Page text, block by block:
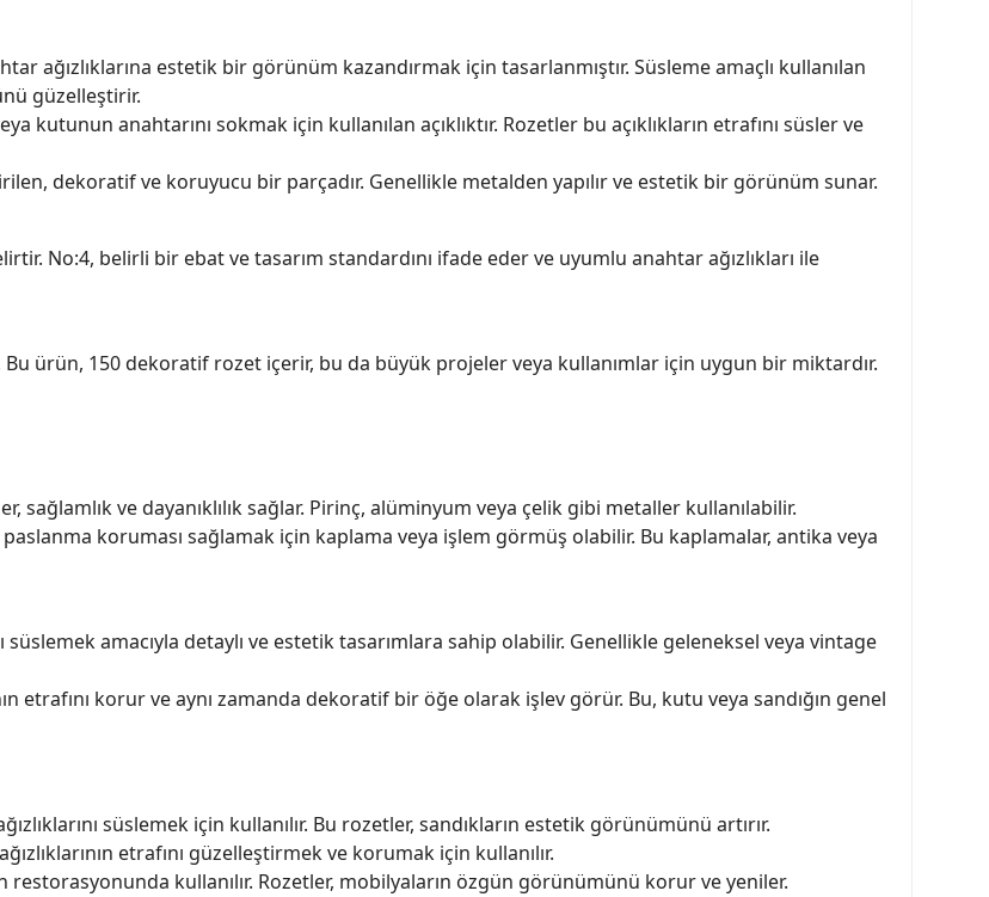
ağızlıklarına estetik bir görünüm kazandırmak için tasarlanmıştır. Süsleme amaçlı kullanılan
güzelleştirir.
kutunun anahtarını sokmak için kullanılan açıklıktır. Rozetler bu açıklıkların etrafını süsler ve
dekoratif ve koruyucu bir parçadır. Genellikle metalden yapılır ve estetik bir görünüm sunar.
No:4, belirli bir ebat ve tasarım standardını ifade eder ve uyumlu anahtar ağızlıkları ile
Bu ürün, 150 dekoratif rozet içerir, bu da büyük projeler veya kullanımlar için uygun bir miktardır.
sağlamlık ve dayanıklılık sağlar. Pirinç, alüminyum veya çelik gibi metaller kullanılabilir.
koruması sağlamak için kaplama veya işlem görmüş olabilir. Bu kaplamalar, antika veya
süslemek amacıyla detaylı ve estetik tasarımlara sahip olabilir. Genellikle geleneksel veya vintage
etrafını korur ve aynı zamanda dekoratif bir öğe olarak işlev görür. Bu, kutu veya sandığın genel
süslemek için kullanılır. Bu rozetler, sandıkların estetik görünümünü artırır.
etrafını güzelleştirmek ve korumak için kullanılır.
restorasyonunda kullanılır. Rozetler, mobilyaların özgün görünümünü korur ve yeniler.